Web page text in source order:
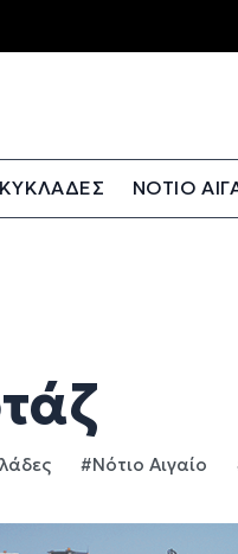
ΚΥΚΛΑΔΕΣ ΝΟΤΙΟ
#Νότιο Αιγαίο